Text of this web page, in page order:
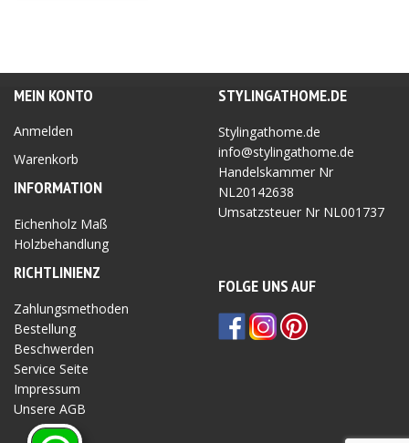
MEIN KONTO
Anmelden
Warenkorb
INFORMATION
Eichenholz Maß
Holzbehandlung
RICHTLINIENZ
Zahlungsmethoden
Bestellung
Beschwerden
Service Seite
Impressum
Unsere AGB
Privatsphäre Seite
STYLINGATHOME.DE
Stylingathome.de
info@stylingathome.de
Handelskammer Nr
NL20142638
Umsatzsteuer Nr NL001737
FOLGE UNS AUF